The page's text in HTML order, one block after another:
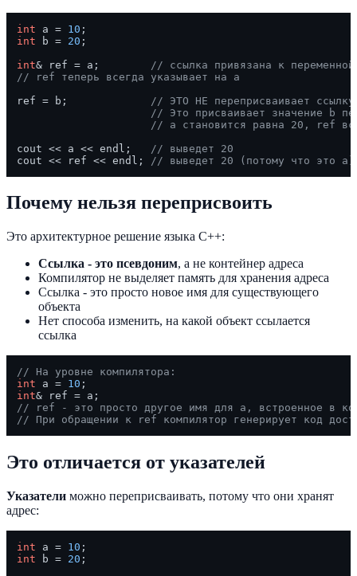
int a = 10
int b = 20 ;
int& ref = a;
// ссылка привязана к
// ref теперь всегда указывает на a
ref = b;
// ЭТО НЕ переприсваивает
// Это присваивает значение b
// a становится равна 20, ref
cout << a << endl;
// выведет 20
cout << ref << endl;
// выведет 20 (потому что это а)
Почему нельзя переприсвоить
Это архитектурное решение языка C++:
Ссылка - это псевдоним, а не контейнер адреса
Компилятор не выделяет память для хранения адреса
Ссылка - это просто новое имя для существующего
объекта
Нет способа изменить, на какой объект ссылается
ссылка
// На уровне компилятора:
int a = 10
int
// ref - это просто другое имя для a, встроенное в
// При обращении к ref компилятор генерирует код
Это отличается от указателей
Указатели можно переприсваивать, потому что они хранят
адрес:
int a = 10
int b = 20 ;